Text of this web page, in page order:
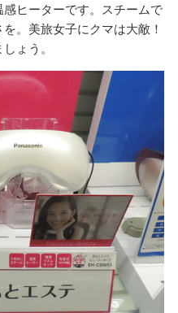
ヒーターです。スチームで
。美旅女子にクマは大敵！
ょう。